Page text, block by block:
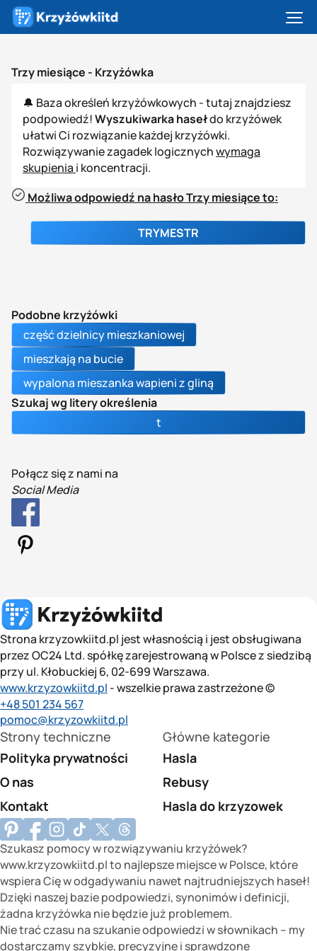
Trzy miesiące - Krzyżówka
🔔 Baza określeń krzyżówkowych - tutaj znajdziesz
podpowiedź!Wyszukiwarka hasełdo krzyżówek
ułatwi Ci rozwiązanie każdej krzyżówki.
Rozwiązywanie zagadek logicznychwymaga
skupienia i koncentracji.
Możliwa odpowiedź na hasło Trzy miesiące to:
TRYMESTR
Podobne krzyżówki
część dzielnicy mieszkaniowej
mieszkają na bucie
wypalona mieszanka wapieni z gliną
Szukaj wg litery określenia
t
Połącz się z nami na
Social Media
Strona krzyzowkiitd.pl jest własnością i jest obsługiwana
przez OC24 Ltd. spółkę zarejestrowaną w Polsce z siedzibą
przy ul. Kłobuckiej 6, 02-699 Warszawa.
www.krzyzowkiitd.pl - wszelkie prawa zastrzeżone ©
+48 501 234 567
pomoc@krzyzowkiitd.pl
Strony techniczne
Polityka prywatności
O nas
Kontakt
Główne kategorie
Hasla
Rebusy
Hasla do krzyzowek
Szukasz pomocy w rozwiązywaniu krzyżówek?
www.krzyzowkiitd.pl to najlepsze miejsce w Polsce, które
wspiera Cię w odgadywaniu nawet najtrudniejszych haseł!
Dzięki naszej bazie podpowiedzi, synonimów i definicji,
żadna krzyżówka nie będzie już problemem.
Nie trać czasu na szukanie odpowiedzi w słownikach – my
dostarczamy szybkie, precyzyjne i sprawdzone